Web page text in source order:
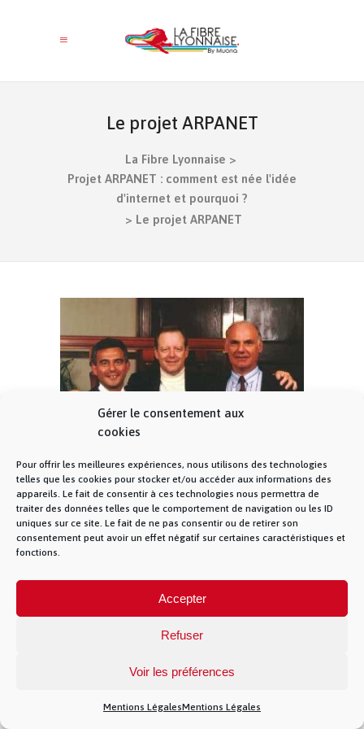
Gérer le consentement aux
cookies
Pour offrir les meilleures expériences, nous utilisons des technologies
telles que les cookies pour stocker et/ou accéder aux informations des
appareils. Le fait de consentir à ces technologies nous permettra de
traiter des données telles que le comportement de navigation ou les ID
uniques sur ce site. Le fait de ne pas consentir ou de retirer son
consentement peut avoir un effet négatif sur certaines caractéristiques et
fonctions.
Accepter
Refuser
Voir les préférences
Mentions LégalesMentions Légales
Le projet ARPANET
La Fibre Lyonnaise >
Projet ARPANET : comment est née l'idée
d'internet et pourquoi ?
> Le projet ARPANET
Le projet ARPANET
© La Fibre Lyonnaise –Mentions Légales– 5